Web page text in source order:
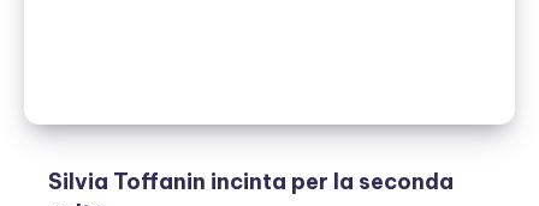
Silvia Toffanin incinta per la seconda